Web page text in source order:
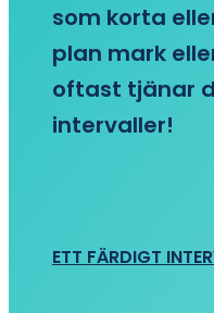
som korta
plan mark
oftast tjänar
intervaller!
ETT FÄRDIGT